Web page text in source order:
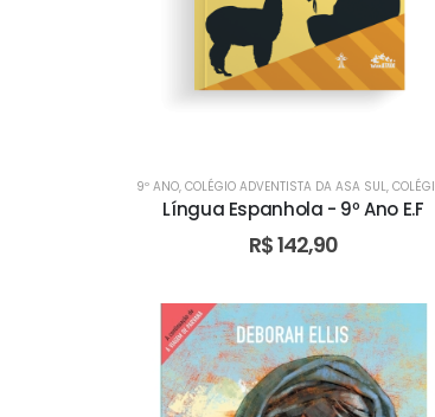
9º ANO, COLÉGIO ADVENTISTA DA ASA SUL, COLÉGIO ADVENTISTA DE ÁGUAS CLARAS
Língua Espanhola - 9º Ano E.F
R$142,90